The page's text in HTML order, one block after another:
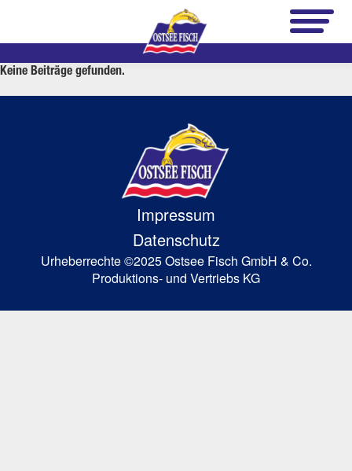
springen
Keine Beiträge gefunden.
Impressum
Datenschutz
Urheberrechte ©2025 Ostsee Fisch GmbH & Co.
Produktions- und Vertriebs KG